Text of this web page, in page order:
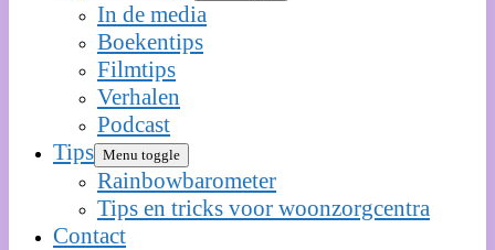
In de media
Boekentips
Filmtips
Verhalen
Podcast
Tips Menu toggle
Rainbowbarometer
Tips en tricks voor woonzorgcentra
Contact